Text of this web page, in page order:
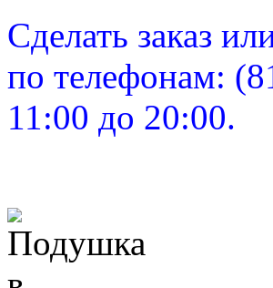
Сделать заказ
по телефонам:
11:00 до 20:00.